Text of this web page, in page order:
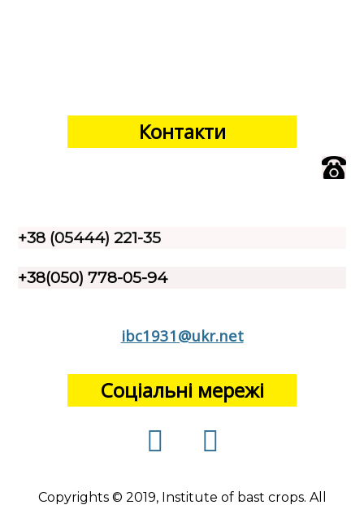
Контакти
+38 (05444) 221-35
+38(050) 778-05-94
ibc1931@ukr.net
Соціальні мережі
Copyrights © 2019, Institute of bast crops. All